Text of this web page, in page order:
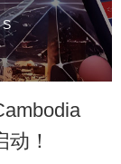
！